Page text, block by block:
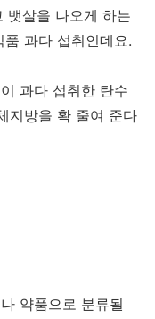
뱃살을 나오게 하는
과다 섭취인데요.
과다 섭취한 탄수
지방을 확 줄여 준다
약품으로 분류될